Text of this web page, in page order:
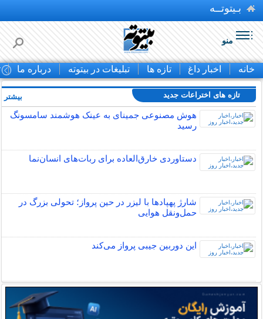
بـیتوتــه
منو
خانه اخبار داغ تازه ها تبلیغات در بیتوته درباره ما
تازه های اختراعات جدید
هوش مصنوعی جمینای به عینک هوشمند سامسونگ
رسید
دستاوردی خارق‌العاده برای ربات‌های انسان‌نما
شارژ پهپادها با لیزر در حین پرواز؛ تحولی بزرگ در
حمل‌ونقل هوایی
این دوربین جیبی پرواز می‌کند
بیشتر